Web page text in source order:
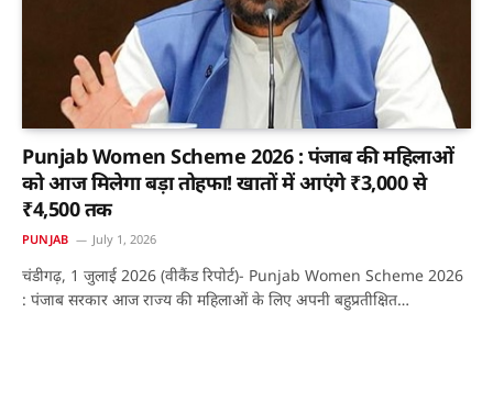
Punjab Women Scheme 2026 : पंजाब की महिलाओं
को आज मिलेगा बड़ा तोहफा! खातों में आएंगे ₹3,000 से
₹4,500 तक
PUNJAB July 1, 2026
चंडीगढ़, 1 जुलाई 2026 (वीकैंड रिपोर्ट)- Punjab Women Scheme 2026
: पंजाब सरकार आज राज्य की महिलाओं के लिए अपनी बहुप्रतीक्षित…